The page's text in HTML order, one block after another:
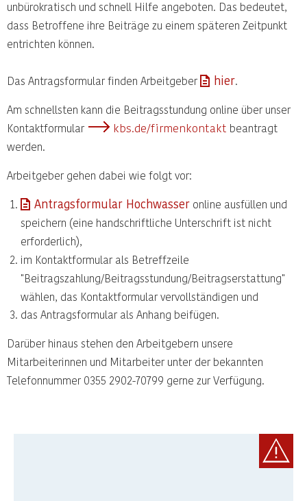
unbürokratisch und schnell Hilfe angeboten. Das bedeutet,
dass Betroffene ihre Beiträge zu einem späteren Zeitpunkt
entrichten können.
Das Antragsformular finden Arbeitgeber hier
Am schnellsten kann die Beitragsstundung online über unser
Kontaktformular
kbs.de/firmenkontakt beantragt
werden.
Arbeitgeber gehen dabei wie folgt vor:
Antragsformular Hochwasser online ausfüllen und
speichern (eine handschriftliche Unterschrift ist nicht
erforderlich),
im Kontaktformular als Betreffzeile
"Beitragszahlung/Beitragsstundung/Beitragserstattung"
wählen, das Kontaktformular vervollständigen und
das Antragsformular als Anhang beifügen.
Darüber hinaus stehen den Arbeitgebern unsere
Mitarbeiterinnen und Mitarbeiter unter der bekannten
Telefonnummer 0355 2902-70799 gerne zur Verfügung.